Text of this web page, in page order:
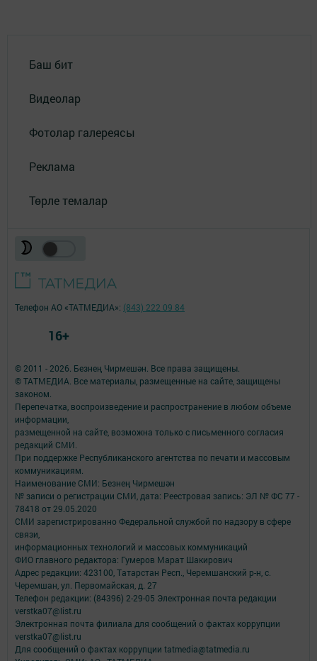
Баш бит
Видеолар
Фотолар галереясы
Реклама
Төрле темалар
© 2011 - 2026. Безнең Чирмешән. Все права защищены.
© ТАТМЕДИА. Все материалы, размещенные на сайте, защищены
законом.
Перепечатка, воспроизведение и распространение в любом объеме
информации,
размещенной на сайте, возможна только с письменного согласия
редакций СМИ.
При поддержке Республиканского агентства по печати и массовым
коммуникациям.
Наименование СМИ: Безнең Чирмешән
№ записи о регистрации СМИ, дата: Реестровая запись: ЭЛ № ФС 77 -
78418 от 29.05.2020
СМИ зарегистрированно Федеральной службой по надзору в сфере
связи,
информационных технологий и массовых коммуникаций
ФИО главного редактора: Гумеров Марат Шакирович
Адрес редакции: 423100, Татарстан Респ., Черемшанский р-н, с.
Черемшан, ул. Первомайская, д. 27
Телефон редакции: (84396) 2-29-05 Электронная почта редакции
verstka07@list.ru
Электронная почта филиала для сообщений о фактах коррупции
verstka07@list.ru
Для сообщений о фактах коррупции tatmedia@tatmedia.ru
Телефон АО «ТАТМЕДИА»: (843) 222 09 84
16+